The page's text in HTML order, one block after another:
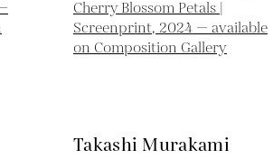
Takashi Murakami